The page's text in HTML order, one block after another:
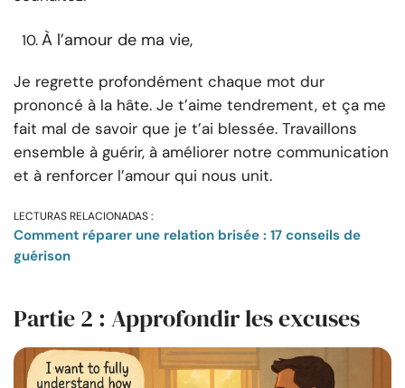
À l’amour de ma vie,
Je regrette profondément chaque mot dur
prononcé à la hâte. Je t’aime tendrement, et ça me
fait mal de savoir que je t’ai blessée. Travaillons
ensemble à guérir, à améliorer notre communication
et à renforcer l’amour qui nous unit.
LECTURAS RELACIONADAS :
Comment réparer une relation brisée : 17 conseils de
guérison
Partie 2 : Approfondir les excuses